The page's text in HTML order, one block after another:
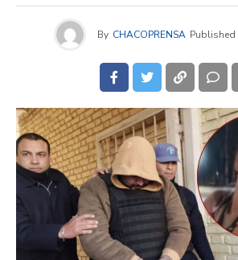
By CHACOPRENSA Published